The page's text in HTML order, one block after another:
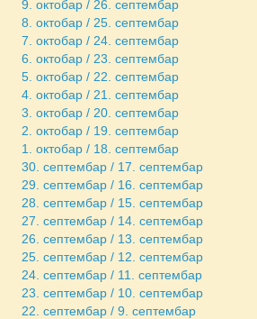
9. октобар / 26. септембар
8. октобар / 25. септембар
7. октобар / 24. септембар
6. октобар / 23. септембар
5. октобар / 22. септембар
4. октобар / 21. септембар
3. октобар / 20. септембар
2. октобар / 19. септембар
1. октобар / 18. септембар
30. септембар / 17. септембар
29. септембар / 16. септембар
28. септембар / 15. септембар
27. септембар / 14. септембар
26. септембар / 13. септембар
25. септембар / 12. септембар
24. септембар / 11. септембар
23. септембар / 10. септембар
22. септембар / 9. септембар